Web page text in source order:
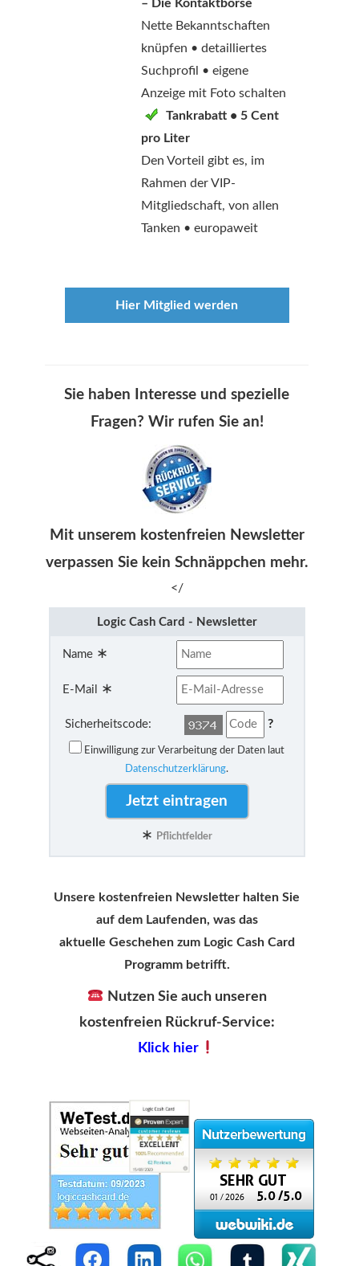
– Die Kontaktbörse
Nette Bekanntschaften
knüpfen • detailliertes
Suchprofil • eigene
Anzeige mit Foto schalten
Tankrabatt • 5 Cent
pro Liter
Den Vorteil gibt es, im
Rahmen der VIP-
Mitgliedschaft, von allen
Tanken • europaweit
Hier Mitglied werden
Sie haben Interesse und spezielle
Fragen? Wir rufen Sie an!
Mit unserem kostenfreien Newsletter
verpassen Sie kein Schnäppchen mehr.
</
Logic Cash Card - Newsletter
Name ∗
E-Mail ∗
Sicherheitscode: ?
Einwilligung zur Verarbeitung der Daten laut
Datenschutzerklärung.
∗ Pflichtfelder
Unsere kostenfreien Newsletter halten Sie
auf dem Laufenden, was das
aktuelle Geschehen zum Logic Cash Card
Programm betrifft.
Nutzen Sie auch unseren
kostenfreien Rückruf-Service:
Klick hier